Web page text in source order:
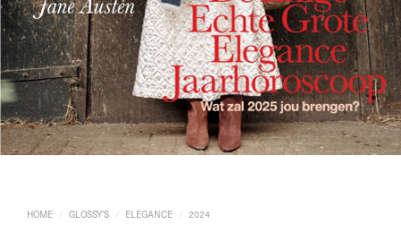
HOME / GLOSSY'S / ELEGANCE / 2024